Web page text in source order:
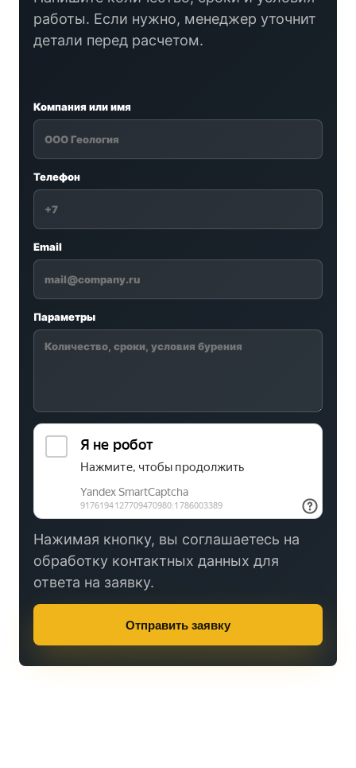
работы. Если нужно, менеджер уточнит
детали перед расчетом.
Компания или имя
Телефон
Email
Параметры
Нажимая кнопку, вы соглашаетесь на
обработку контактных данных для
ответа на заявку.
Отправить заявку